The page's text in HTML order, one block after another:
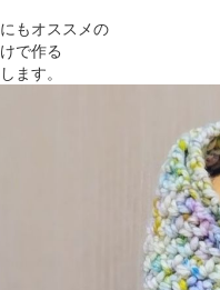
もオススメの
で作る
ます。